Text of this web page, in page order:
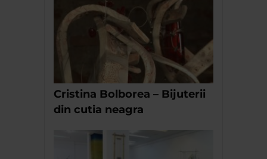
Cristina Bolborea – Bijuterii
din cutia neagra